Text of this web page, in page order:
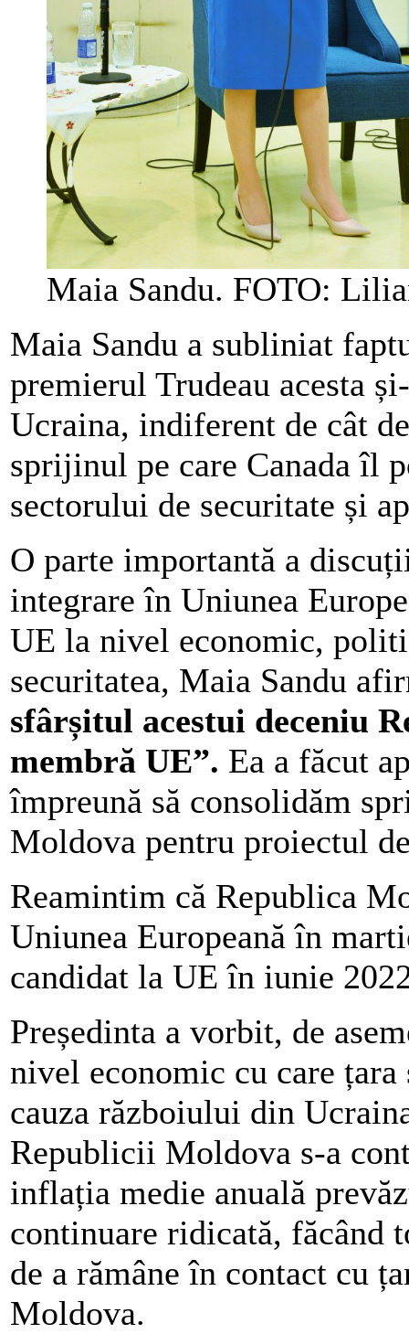
Maia Sandu. FOTO:
Maia Sandu a subliniat
premierul Trudeau acesta
Ucraina, indiferent de cât
sprijinul pe care Canada îl
sectorului de securitate și
O parte importantă a
integrare în Uniunea
UE la nivel economic,
securitatea, Maia Sandu
sfârșitul acestui deceniu
membră UE”. Ea a făcut
împreună să consolidăm
Moldova pentru proiectul
Reamintim că Republica
Uniunea Europeană în
candidat la UE în iunie
Președinta a vorbit, de
nivel economic cu care
cauza războiului din
Republicii Moldova s-a
inflația medie anuală
continuare ridicată, făcând
de a rămâne în contact cu
Moldova.